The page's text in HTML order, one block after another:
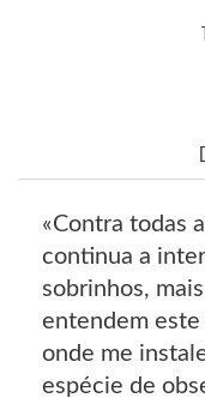
«Contra todas
continua a
sobrinhos,
entendem
onde me
espécie de